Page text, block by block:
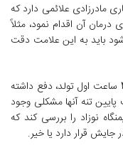
مادرزادی علائمی دارد که
آن اقدام نمود، مثلاً
باید به این علامت دقت
وی ادامه داد:‌ همچنین نوزادان باید در 24 تا 48 ساعت اول تولد، دفع داشته
تنه آنها مشکلی وجود
نوزاد را بررسی کند که
جایش قرار دارد یا خیر.